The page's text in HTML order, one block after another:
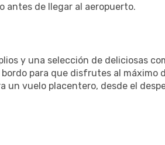
de llegar al aeropuerto.
y una selección de deliciosas
para que disfrutes al máximo
un vuelo placentero, desde el